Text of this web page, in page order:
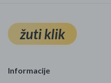
žuti klik
Informacije